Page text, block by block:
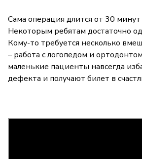
Сама операция длится от 30 минут
Некоторым ребятам достаточно
Кому-то требуется несколько
– работа с логопедом и
маленькие пациенты навсегда
дефекта и получают билет в